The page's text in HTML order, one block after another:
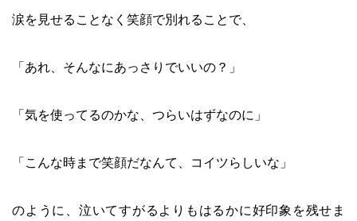
涙を見せることなく笑顔で別れることで、
「あれ、そんなにあっさりでいいの？」
「気を使ってるのかな、つらいはずなのに」
「こんな時まで笑顔だなんて、コイツらしいな」
のように、泣いてすがるよりもはるかに好印象を残せま